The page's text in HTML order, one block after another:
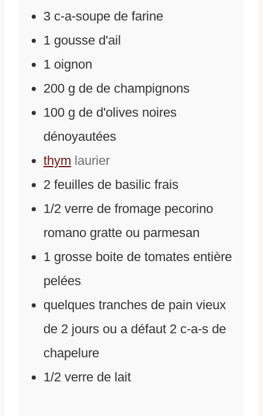
3 c-a-soupe de farine
1 gousse d'ail
1 oignon
200 g de de champignons
100 g de d'olives noires
dénoyautées
thym laurier
2 feuilles de basilic frais
1/2 verre de fromage pecorino
romano gratte ou parmesan
1 grosse boite de tomates entière
pelées
quelques tranches de pain vieux
de 2 jours ou a défaut 2 c-a-s de
chapelure
1/2 verre de lait